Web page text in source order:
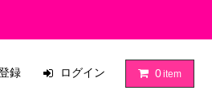
録 ログイン 0item